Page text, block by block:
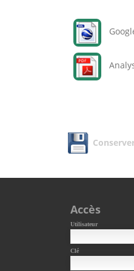
Accès
Utilisateur
Clé